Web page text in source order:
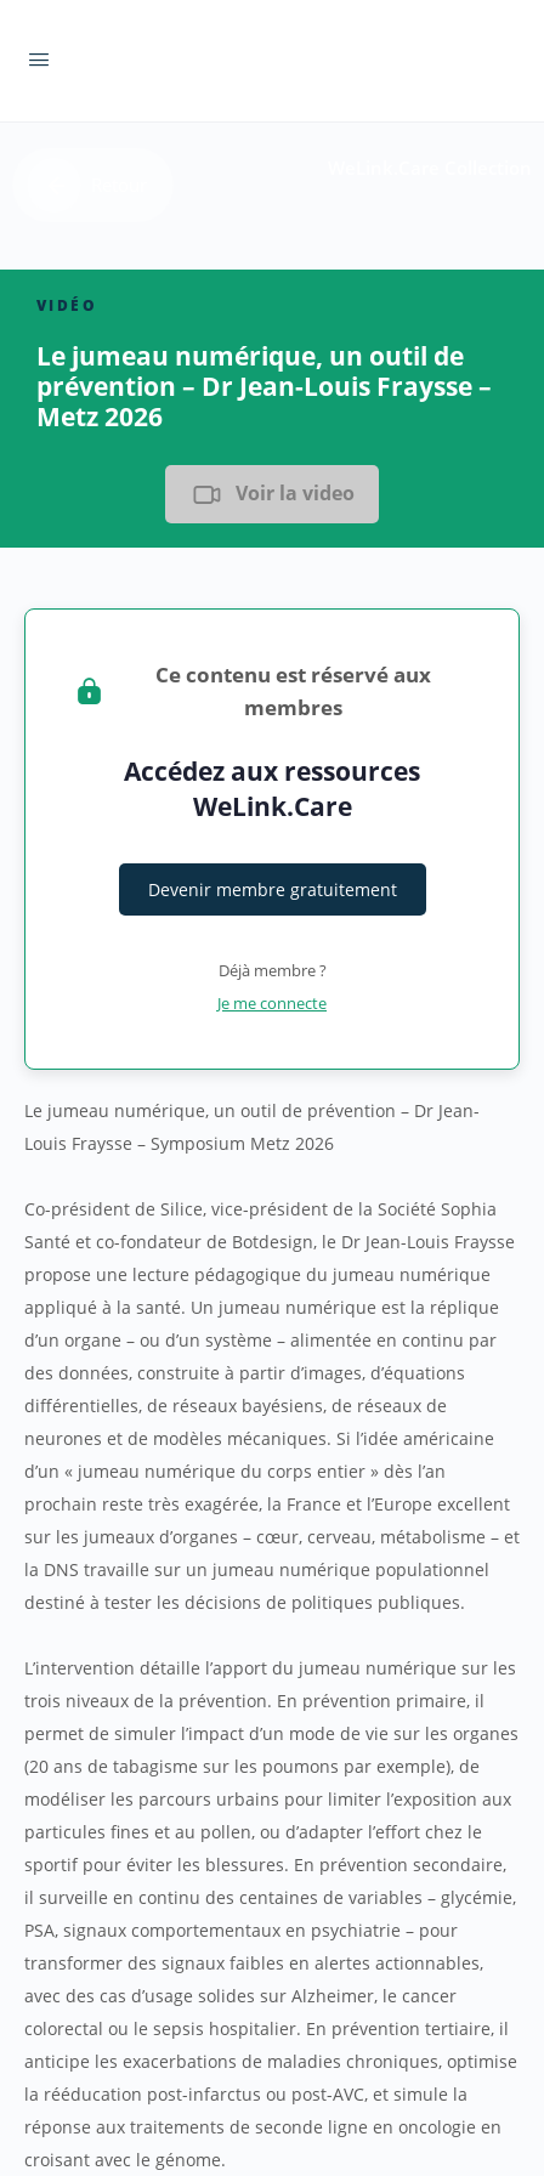
VIDÉO
Le jumeau numérique, un outil de
prévention – Dr Jean-Louis Fraysse –
Metz 2026
Voir la video
Ce contenu est réservé aux
membres
Accédez aux ressources
WeLink.Care
Devenir membre gratuitement
Déjà membre ?
Je me connecte
Le jumeau numérique, un outil de prévention – Dr Jean-
Louis Fraysse – Symposium Metz 2026
Co-président de Silice, vice-président de la Société Sophia
Santé et co-fondateur de Botdesign, le Dr Jean-Louis Fraysse
propose une lecture pédagogique du jumeau numérique
appliqué à la santé. Un jumeau numérique est la réplique
d’un organe – ou d’un système – alimentée en continu par
des données, construite à partir d’images, d’équations
différentielles, de réseaux bayésiens, de réseaux de
neurones et de modèles mécaniques. Si l’idée américaine
d’un « jumeau numérique du corps entier » dès l’an
prochain reste très exagérée, la France et l’Europe excellent
sur les jumeaux d’organes – cœur, cerveau, métabolisme – et
la DNS travaille sur un jumeau numérique populationnel
destiné à tester les décisions de politiques publiques.
L’intervention détaille l’apport du jumeau numérique sur les
trois niveaux de la prévention. En prévention primaire, il
permet de simuler l’impact d’un mode de vie sur les organes
(20 ans de tabagisme sur les poumons par exemple), de
modéliser les parcours urbains pour limiter l’exposition aux
particules fines et au pollen, ou d’adapter l’effort chez le
sportif pour éviter les blessures. En prévention secondaire,
il surveille en continu des centaines de variables – glycémie,
PSA, signaux comportementaux en psychiatrie – pour
transformer des signaux faibles en alertes actionnables,
avec des cas d’usage solides sur Alzheimer, le cancer
colorectal ou le sepsis hospitalier. En prévention tertiaire, il
anticipe les exacerbations de maladies chroniques, optimise
la rééducation post-infarctus ou post-AVC, et simule la
réponse aux traitements de seconde ligne en oncologie en
croisant avec le génome.